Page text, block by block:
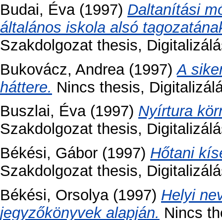
Budai, Éva(1997) Daltanítási
általános iskola alsó
Szakdolgozat thesis,
Bukovácz, Andrea(1997)A
háttere. Nincs thesis,
Buszlai, Éva(1997) Nyírtura
Szakdolgozat thesis,
Békési, Gábor (1997) Hőtani
Szakdolgozat thesis,
Békési, Orsolya(1997) Helyi
jegyzőkönyvek alapján. Nincs